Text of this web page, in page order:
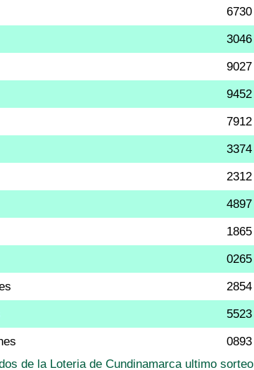
6730
3046
9027
9452
7912
3374
2312
4897
1865
0265
2854
5523
0893
de la Loteria de Cundinamarca ultimo sorteo